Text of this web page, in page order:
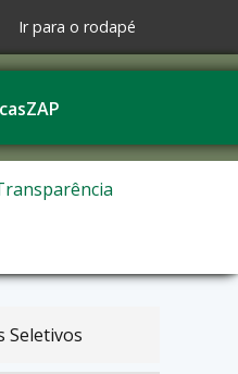
Ir para o rodapé
Seletivos